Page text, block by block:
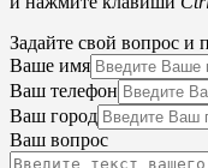
Задайте свой вопрос
Ваше имя
Ваш телефон
Ваш город
Ваш вопрос